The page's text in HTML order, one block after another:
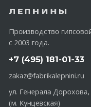
ЛЕПНИНЫ
Производство
с 2003 года.
+7 (495) 181-01-33
zakaz@fabrikalepnini.ru
ул. Генерала Дорохова,
(м. Кунцевская)